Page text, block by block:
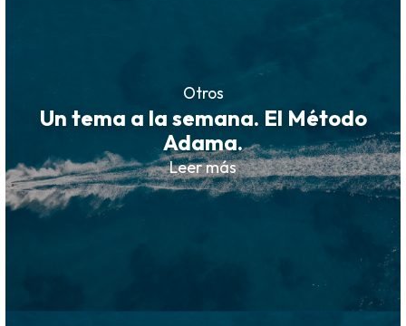
Otros
Un tema a la semana. El Método
Adama.
Leer más